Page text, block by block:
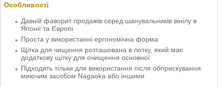
Особливості
Давній фаворит продажів серед шанувальників вінілу в
Японії та Європі
Проста у використанні ергономічна форма
Щітка для чищення розташована в лотку, який має
додаткову щітку для очищення основної
Підходить тільки для використання після обприскування
миючим засобом Nagaoka або іншими